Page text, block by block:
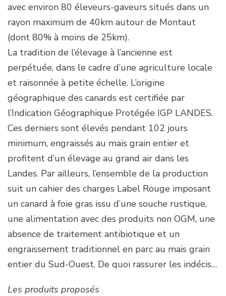
avec environ 80 éleveurs-gaveurs situés dans un
rayon maximum de 40km autour de Montaut
(dont 80% à moins de 25km).
La tradition de l’élevage à l’ancienne est
perpétuée, dans le cadre d’une agriculture locale
et raisonnée à petite échelle. L’origine
géographique des canards est certifiée par
l’Indication Géographique Protégée IGP LANDES.
Ces derniers sont élevés pendant 102 jours
minimum, engraissés au maïs grain entier et
profitent d’un élevage au grand air dans les
Landes. Par ailleurs, l’ensemble de la production
suit un cahier des charges Label Rouge imposant
un canard à foie gras issu d’une souche rustique,
une alimentation avec des produits non OGM, une
absence de traitement antibiotique et un
engraissement traditionnel en parc au maïs grain
entier du Sud-Ouest. De quoi rassurer les indécis…
Les produits proposés